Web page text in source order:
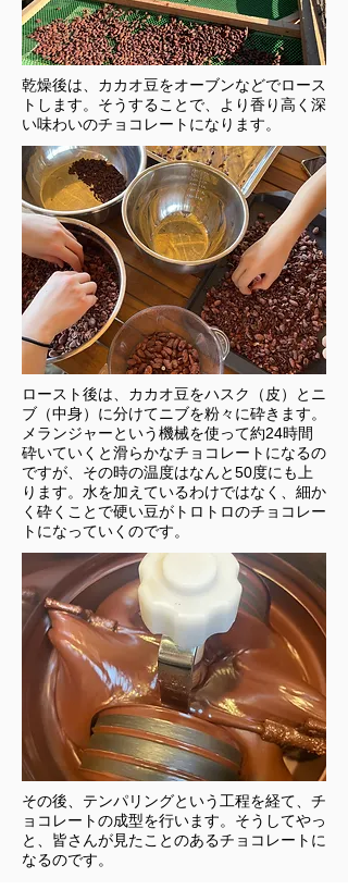
乾燥後は、カカオ豆をオーブンなどでロース
トします。そうすることで、より香り高く深
い味わいのチョコレートになります。
ロースト後は、カカオ豆をハスク（皮）とニ
ブ（中身）に分けてニブを粉々に砕きます。
メランジャーという機械を使って約24時間
砕いていくと滑らかなチョコレートになるの
ですが、その時の温度はなんと50度にも上
ります。水を加えているわけではなく、細か
く砕くことで硬い豆がトロトロのチョコレー
トになっていくのです。
​その後、テンパリングという工程を経て、チ
ョコレートの成型を行います。そうしてやっ
と、皆さんが見たことのあるチョコレートに
なるのです。